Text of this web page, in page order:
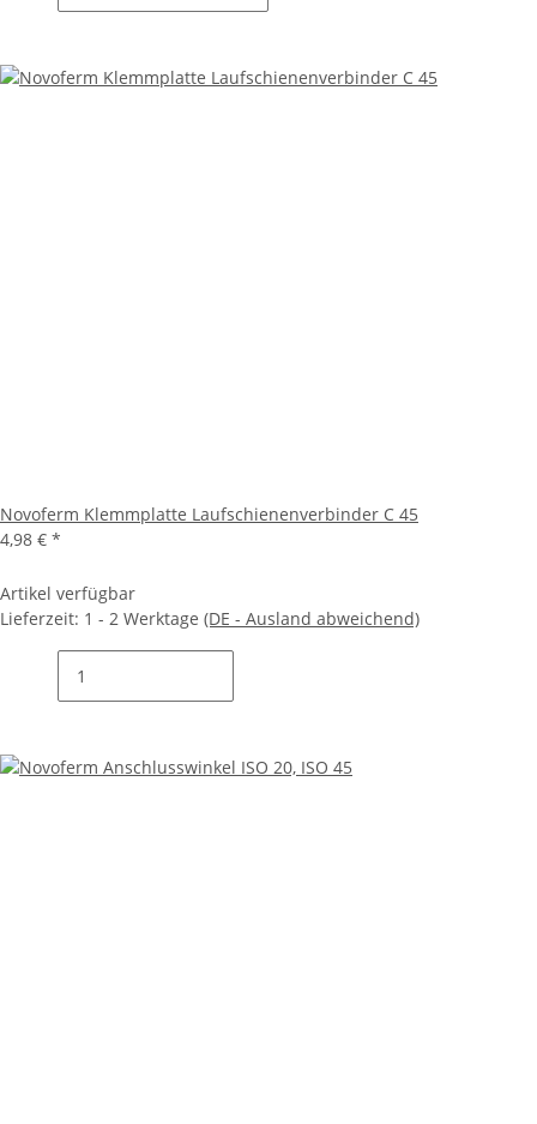
Novoferm Klemmplatte Laufschienenverbinder C 45
4,98 € *
Artikel verfügbar
Lieferzeit: 1 - 2 Werktage (DE - Ausland abweichend)